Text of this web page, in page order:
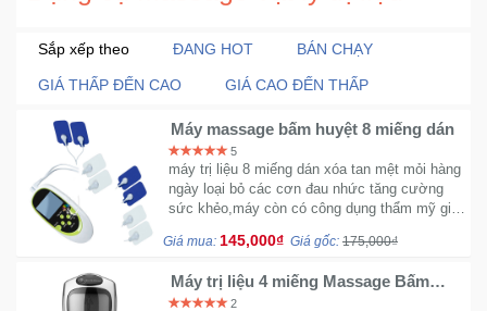
Trang
Bán
Sắp xếp theo ĐANG HOT BÁN CHẠY
GIÁ THẤP ĐẾN CAO GIÁ CAO ĐẾN THẤP
Máy massage bấm huyệt 8 miếng dán
5
máy trị liệu 8 miếng dán xóa tan mệt mỏi hàng
ngày loại bỏ các cơn đau nhức tăng cường
sức khẻo,máy còn có công dụng thẩm mỹ giá
...
Giá mua: 145,000₫ Giá gốc: 175,000₫
Máy trị liệu 4 miếng Massage Bấm
Huyệt - health herald SYK 208
2